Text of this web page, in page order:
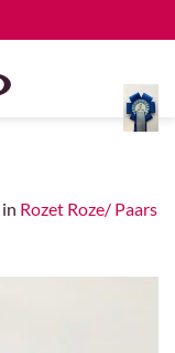
in Rozet Roze/ Paars